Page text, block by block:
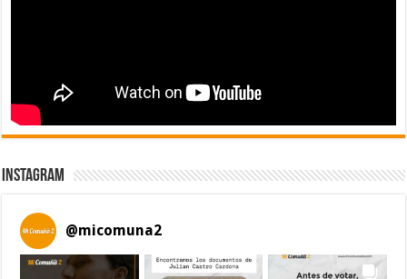
Instagram
@micomuna2